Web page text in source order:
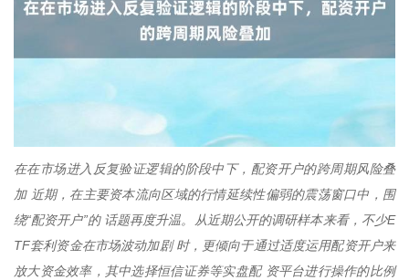
在在市场进入反复验证逻辑的阶段中下，配资开户的跨周期风险叠
加 近期，在主要资本流向区域的行情延续性偏弱的震荡窗口中，围
绕“配资开户”的 话题再度升温。从近期公开的调研样本来看，不少E
TF套利资金在市场波动加剧 时，更倾向于通过适度运用配资开户来
放大资金效率，其中选择恒信证券等实盘配 资平台进行操作的比例